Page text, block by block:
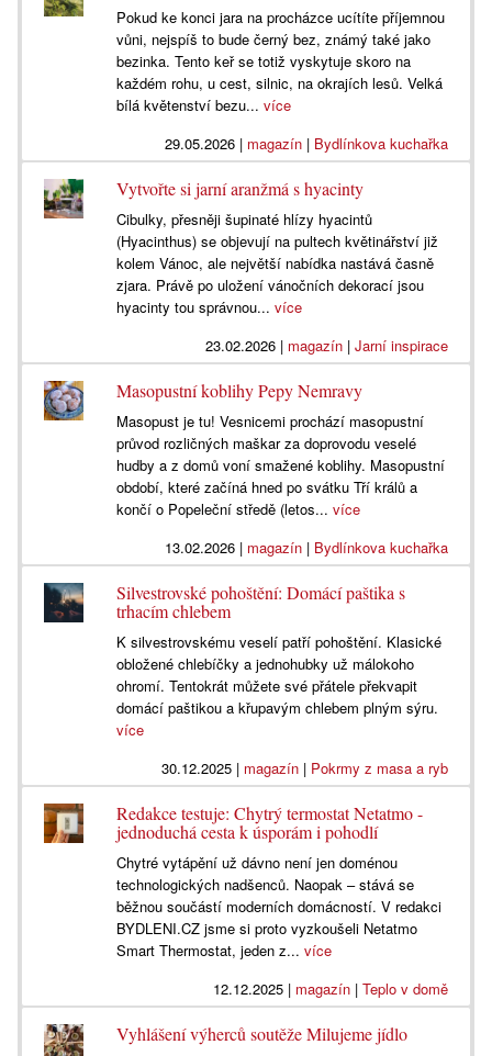
Pokud ke konci jara na procházce ucítíte příjemnou
vůni, nejspíš to bude černý bez, známý také jako
bezinka. Tento keř se totiž vyskytuje skoro na
každém rohu, u cest, silnic, na okrajích lesů. Velká
bílá květenství bezu...více
29.05.2026| magazín| Bydlínkova kuchařka
Vytvořte si jarní aranžmá s hyacinty
Cibulky, přesněji šupinaté hlízy hyacintů
(Hyacinthus) se objevují na pultech květinářství již
kolem Vánoc, ale největší nabídka nastává časně
zjara. Právě po uložení vánočních dekorací jsou
hyacinty tou správnou...více
23.02.2026| magazín| Jarní inspirace
Masopustní koblihy Pepy Nemravy
Masopust je tu! Vesnicemi prochází masopustní
průvod rozličných maškar za doprovodu veselé
hudby a z domů voní smažené koblihy. Masopustní
období, které začíná hned po svátku Tří králů a
končí o Popeleční středě (letos...více
13.02.2026| magazín| Bydlínkova kuchařka
Silvestrovské pohoštění: Domácí paštika s
trhacím chlebem
K silvestrovskému veselí patří pohoštění. Klasické
obložené chlebíčky a jednohubky už málokoho
ohromí. Tentokrát můžete své přátele překvapit
domácí paštikou a křupavým chlebem plným sýru.
více
30.12.2025| magazín| Pokrmy z masa a ryb
Redakce testuje: Chytrý termostat Netatmo -
jednoduchá cesta k úsporám i pohodlí
Chytré vytápění už dávno není jen doménou
technologických nadšenců. Naopak – stává se
běžnou součástí moderních domácností. V redakci
BYDLENI.CZ jsme si proto vyzkoušeli Netatmo
Smart Thermostat, jeden z...více
12.12.2025| magazín| Teplo v domě
Vyhlášení výherců soutěže Milujeme jídlo